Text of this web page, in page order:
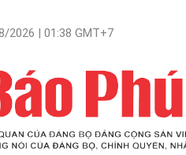
2026 | 01:38 GMT+7